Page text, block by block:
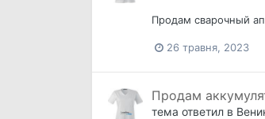
Продам сварочный
26 травня, 2023
Продам
тема ответил в